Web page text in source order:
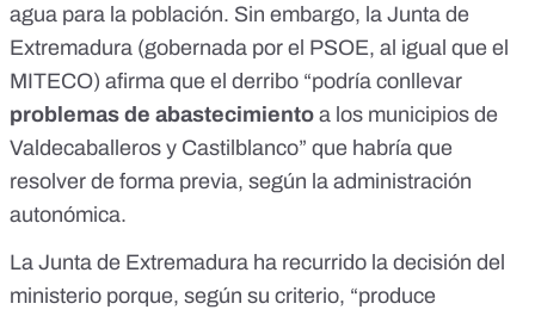
agua para la población. Sin embargo, la Junta de
Extremadura (gobernada por el PSOE, al igual que el
MITECO) afirma que el derribo “podría conllevar
problemas de abastecimiento a los municipios de
Valdecaballeros y Castilblanco” que habría que
resolver de forma previa, según la administración
autonómica.
La Junta de Extremadura ha recurrido la decisión del
ministerio porque, según su criterio, “produce